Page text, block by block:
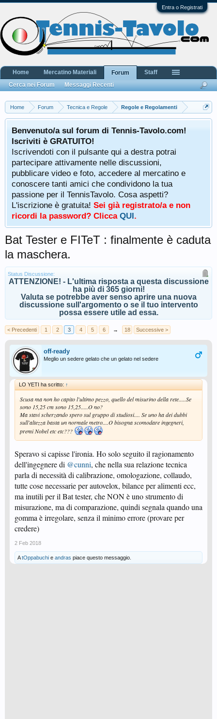
Entra o Registrati
Home Forum Tecnica e Regole Regole e Regolamenti
Benvenuto/a sul forum di Tennis-Tavolo.com!
Iscriviti è GRATUITO!
Iscrivendoti con il pulsante qui a destra potrai
partecipare attivamente nelle discussioni,
pubblicare video e foto, accedere al mercatino e
conoscere tanti amici che condividono la tua
passione per il TennisTavolo. Cosa aspetti?
L'iscrizione è gratuita! Sei già registrato/a e non
ricordi la password? Clicca QUI.
Bat Tester e FITeT : finalmente è caduta
la maschera.
Status Discussione:
ATTENZIONE! - L'ultima risposta a questa discussione
ha più di 365 giorni!
Valuta se potrebbe aver senso aprire una nuova
discussione sull'argomento o se il tuo intervento
possa essere utile ad essa.
< Precedenti 1 2 3 4 5 6 → 18 Successive >
off-ready
Meglio un sedere gelato che un gelato nel sedere
LO YETI ha scritto: ↑
Scusa ma non ho capito l'ultimo pezzo, quello del misurino della rete.....Se
sono 15,25 cm sono 15,25.....O no?
Ma stavi scherzando spero sul gruppo di studiosi.... Se uno ha dei dubbi
sull'altezza basta un normale metro....O bisogna scomodare ingegneri,
premi Nobel etc etc???
Speravo si capisse l'ironia. Ho solo seguito il ragionamento
dell'ingegnere di @cunni, che nella sua relazione tecnica
parla di necessità di calibrazione, omologazione, collaudo,
tutte cose necessarie per autovelox, bilance per alimenti ecc,
ma inutili per il Bat tester, che NON è uno strumento di
misurazione, ma di comparazione, quindi segnala quando una
gomma è irregolare, senza il minimo errore (provare per
credere)
2 Feb 2018
AtOppabuchi e andras piace questo messaggio.
Home Mercatino Materiali
Forum
Cerca nei Forum
Messaggi Recenti
Staff